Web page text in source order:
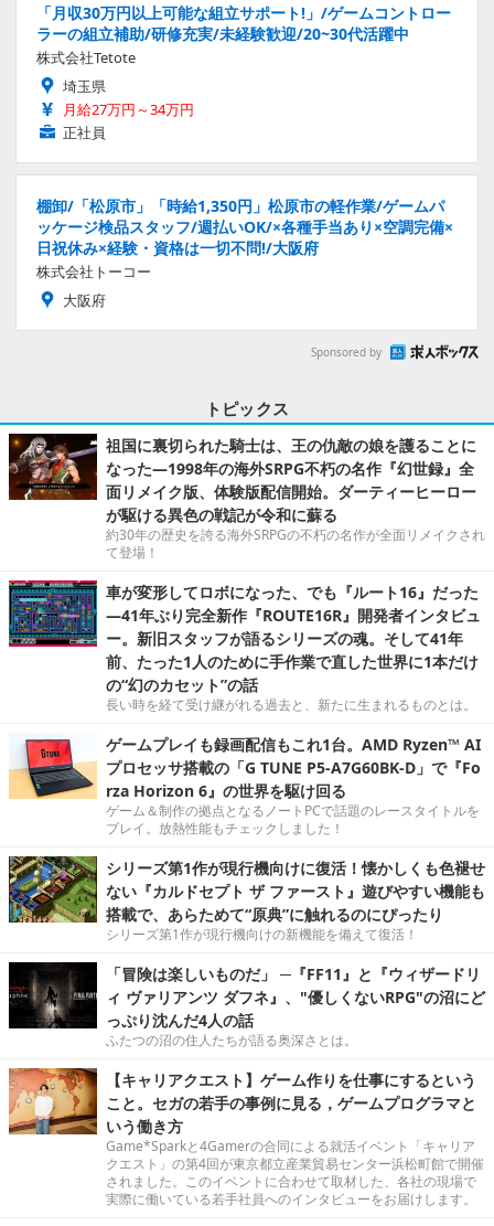
「月収30万円以上可能な組立サポート!」/ゲームコントロー
ラーの組立補助/研修充実/未経験歓迎/20~30代活躍中
株式会社Tetote
埼玉県
月給27万円～34万円
正社員
棚卸/「松原市」「時給1,350円」松原市の軽作業/ゲームパ
ッケージ検品スタッフ/週払いOK/×各種手当あり×空調完備×
日祝休み×経験・資格は一切不問!/大阪府
株式会社トーコー
大阪府
Sponsored by
トピックス
祖国に裏切られた騎士は、王の仇敵の娘を護ることに
なった―1998年の海外SRPG不朽の名作『幻世録』全
面リメイク版、体験版配信開始。ダーティーヒーロー
が駆ける異色の戦記が令和に蘇る
約30年の歴史を誇る海外SRPGの不朽の名作が全面リメイクされ
て登場！
車が変形してロボになった、でも『ルート16』だった
―41年ぶり完全新作『ROUTE16R』開発者インタビュ
ー。新旧スタッフが語るシリーズの魂。そして41年
前、たった1人のために手作業で直した世界に1本だけ
の“幻のカセット”の話
長い時を経て受け継がれる過去と、新たに生まれるものとは。
ゲームプレイも録画配信もこれ1台。AMD Ryzen™ AI
プロセッサ搭載の「G TUNE P5-A7G60BK-D」で『Fo
rza Horizon 6』の世界を駆け回る
ゲーム＆制作の拠点となるノートPCで話題のレースタイトルを
プレイ。放熱性能もチェックしました！
シリーズ第1作が現行機向けに復活！懐かしくも色褪せ
ない『カルドセプト ザ ファースト』遊びやすい機能も
搭載で、あらためて“原典”に触れるのにぴったり
シリーズ第1作が現行機向けの新機能を備えて復活！
「冒険は楽しいものだ」 ─『FF11』と『ウィザードリ
ィ ヴァリアンツ ダフネ』、"優しくないRPG"の沼にど
っぷり沈んだ4人の話
ふたつの沼の住人たちが語る奥深さとは。
【キャリアクエスト】ゲーム作りを仕事にするという
こと。セガの若手の事例に見る，ゲームプログラマと
いう働き方
Game*Sparkと4Gamerの合同による就活イベント「キャリア
クエスト」の第4回が東京都立産業貿易センター浜松町館で開催
されました。このイベントに合わせて取材した、各社の現場で
実際に働いている若手社員へのインタビューをお届けします。